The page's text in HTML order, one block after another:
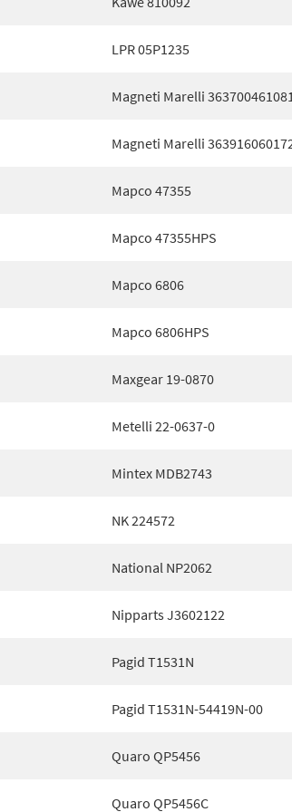
LPR 05P1235
Magneti Marelli
Magneti Marelli
Mapco 47355
Mapco 47355HPS
Mapco 6806
Mapco 6806HPS
Maxgear 19-0870
Metelli 22-0637-0
Mintex MDB2743
NK 224572
National NP2062
Nipparts J3602122
Pagid T1531N
Pagid T1531N-54419N-00
Quaro QP5456
Quaro QP5456C